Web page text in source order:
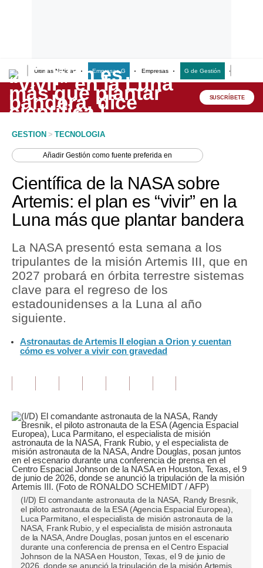
Últimas Noticias Empresas G Empresas G de Gestión
Lo último
Peru Quiosco
Economía
Mercados
Política
Tu Dinero
Finanzas Personales
Plus G
Opinión
Pregunta de hoy
Blogs
Tendencias
Lujo
Viajes
Moda
SUSCRÍBETE
GESTION > TECNOLOGIA
AñadirGestión como fuente preferida en
Científica de la NASA sobre
Artemis: el plan es “vivir” en la
Luna más que plantar bandera
La NASA presentó esta semana a los
tripulantes de la misión Artemis III, que en
2027 probará en órbita terrestre sistemas
clave para el regreso de los
estadounidenses a la Luna al año
siguiente.
Astronautas de Artemis II elogian a Orion y cuentan
cómo es volver a vivir con gravedad
(I/D) El comandante astronauta de la NASA, Randy Bresnik,
el piloto astronauta de la ESA (Agencia Espacial Europea),
Luca Parmitano, el especialista de misión astronauta de la
NASA, Frank Rubio, y el especialista de misión astronauta
de la NASA, Andre Douglas, posan juntos en el escenario
durante una conferencia de prensa en el Centro Espacial
Johnson de la NASA en Houston, Texas, el 9 de junio de
2026, donde se anunció la tripulación de la misión Artemis